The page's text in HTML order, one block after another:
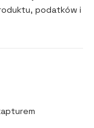
podatków i